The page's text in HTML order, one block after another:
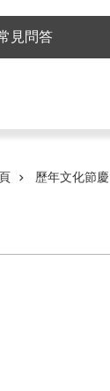
見問答
歷年文化節慶